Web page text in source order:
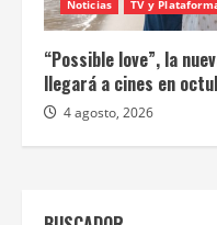
Noticias TV y
“Possible love”, la
llegará a cines en
4 agosto, 2026